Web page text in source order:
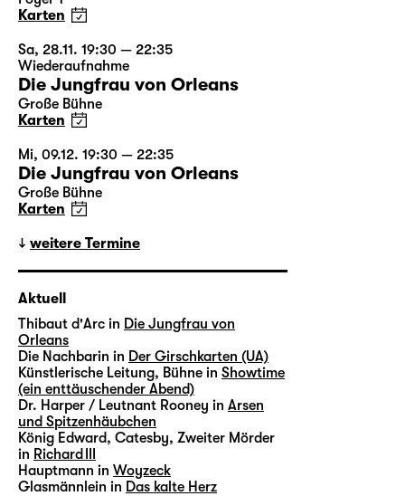
Karten
Sa, 28.11. 19:30 — 22:35
Wiederaufnahme
Die Jungfrau von Orleans
Große Bühne
Karten
Mi, 09.12. 19:30 — 22:35
Die Jungfrau von Orleans
Große Bühne
Karten
weitere Termine
Aktuell
Thibaut d'Arc in Die Jungfrau von
Orleans
Die Nachbarin in Der Girschkarten (UA)
Künstlerische Leitung, Bühne in Showtime
(ein enttäuschender Abend)
Dr. Harper / Leutnant Rooney in Arsen
und Spitzenhäubchen
König Edward, Catesby, Zweiter Mörder
in Richard III
Hauptmann in Woyzeck
Glasmännlein in Das kalte Herz